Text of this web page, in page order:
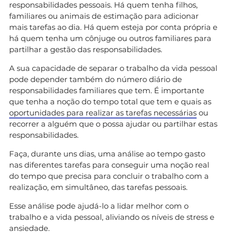
responsabilidades pessoais. Há quem tenha filhos,
familiares ou animais de estimação para adicionar
mais tarefas ao dia. Há quem esteja por conta própria e
há quem tenha um cônjuge ou outros familiares para
partilhar a gestão das responsabilidades.
A sua capacidade de separar o trabalho da vida pessoal
pode depender também do número diário de
responsabilidades familiares que tem. É importante
que tenha a noção do tempo total que tem e quais as
oportunidades para realizar as tarefas necessárias ou
recorrer a alguém que o possa ajudar ou partilhar estas
responsabilidades.
Faça, durante uns dias, uma análise ao tempo gasto
nas diferentes tarefas para conseguir uma noção real
do tempo que precisa para concluir o trabalho com a
realização, em simultâneo, das tarefas pessoais.
Esse análise pode ajudá-lo a lidar melhor com o
trabalho e a vida pessoal, aliviando os níveis de stress e
ansiedade.